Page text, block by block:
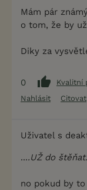
Mám pár
o tom, že by
Diky za
0
Kvalitní
Nahlásit
Citovat
Uživatel s
....UŽ do
no pokud by